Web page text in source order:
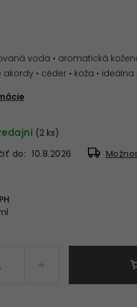
voda • aromatická
akordy • céder • koža •
(2 ks)
do: 10.8.2026